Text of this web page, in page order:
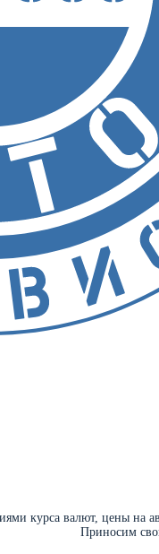
курса валют, цены на
Приносим